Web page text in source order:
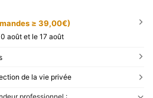
≥ 39,00€)
août et le 17 août
de la vie privée